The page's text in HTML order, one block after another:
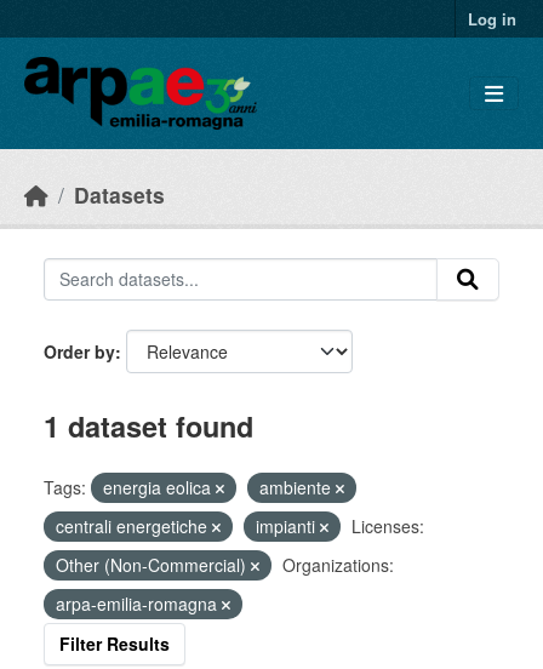
Log in
Datasets
Order by
1 dataset found
Tags: energia eolica
ambiente
centrali energetiche
impianti
Licenses:
Other (Non-Commercial)
Organizations:
arpa-emilia-romagna
Filter Results